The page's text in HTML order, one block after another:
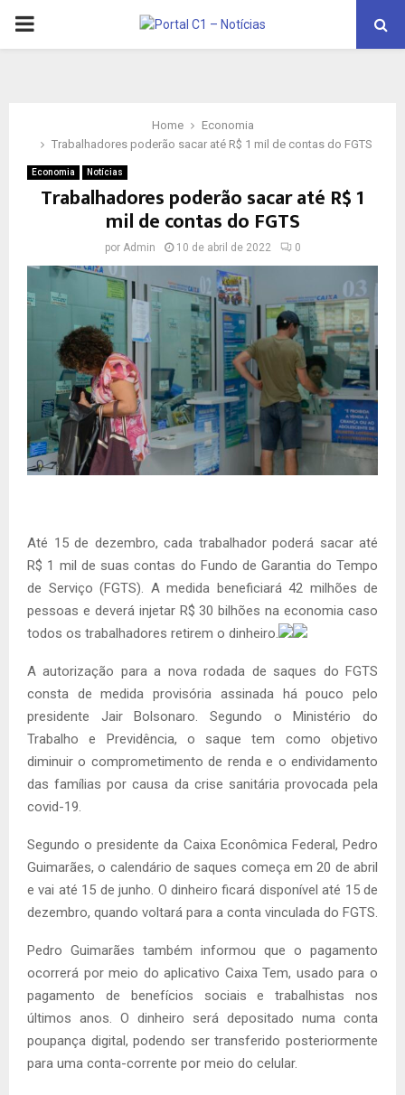
PRIMARY
Home
Economia
Trabalhadores poderão sacar até R$ 1 mil de contas do FGTS
Economia Notícias
Trabalhadores poderão sacar até R$ 1
mil de contas do FGTS
por Admin 10 de abril de 2022 0
Até 15 de dezembro, cada trabalhador poderá sacar até
R$ 1 mil de suas contas do Fundo de Garantia do Tempo
de Serviço (FGTS). A medida beneficiará 42 milhões de
pessoas e deverá injetar R$ 30 bilhões na economia caso
todos os trabalhadores retirem o dinheiro.
A autorização para a nova rodada de saques do FGTS
consta de medida provisória assinada há pouco pelo
presidente Jair Bolsonaro. Segundo o Ministério do
Trabalho e Previdência, o saque tem como objetivo
diminuir o comprometimento de renda e o endividamento
das famílias por causa da crise sanitária provocada pela
covid-19.
Segundo o presidente da Caixa Econômica Federal, Pedro
Guimarães, o calendário de saques começa em 20 de abril
e vai até 15 de junho. O dinheiro ficará disponível até 15 de
dezembro, quando voltará para a conta vinculada do FGTS.
Pedro Guimarães também informou que o pagamento
ocorrerá por meio do aplicativo Caixa Tem, usado para o
pagamento de benefícios sociais e trabalhistas nos
últimos anos. O dinheiro será depositado numa conta
poupança digital, podendo ser transferido posteriormente
para uma conta-corrente por meio do celular.